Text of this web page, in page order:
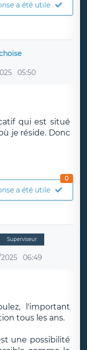
a été utile
05:50
qui est situé
je réside. Donc
a été utile
0
Superviseur
06:49
l'important
tous les ans.
une possibilité